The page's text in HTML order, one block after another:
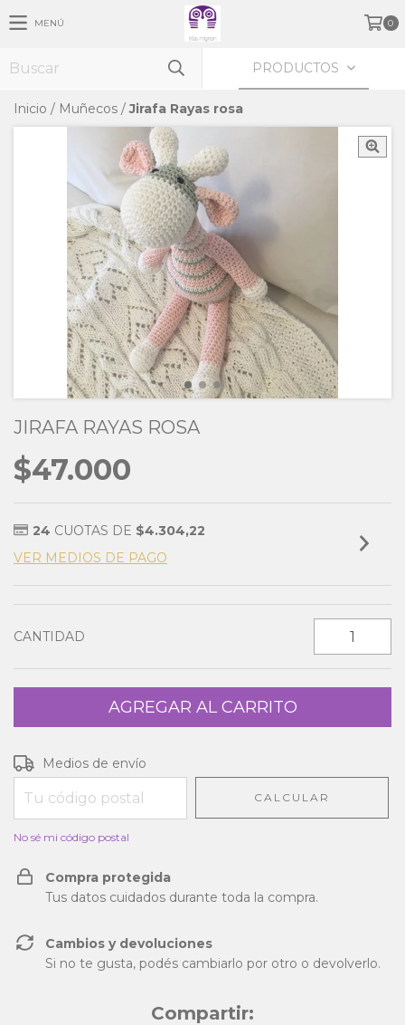
MENÚ 0
PRODUCTOS
Inicio / Muñecos / Jirafa Rayas rosa
JIRAFA RAYAS ROSA
$47.000
24 CUOTAS DE $4.304,22
VER MEDIOS DE PAGO
CANTIDAD
Entregas para el CP:
Medios de envío
CALCULAR
No sé mi código postal
Compra protegida
Tus datos cuidados durante toda la compra.
Cambios y devoluciones
Si no te gusta, podés cambiarlo por otro o devolverlo.
Compartir: